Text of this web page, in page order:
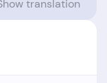
translation